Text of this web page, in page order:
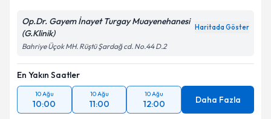
Op.Dr. Gayem İnayet Turgay Muayenehanesi
(G.Klinik)
Haritada Göster
Bahriye Üçok MH. Rüştü Şardağ cd. No.44 D.2
En Yakın Saatler
10 Ağu
10:00
10 Ağu
11:00
10 Ağu
12:00 Daha Fazla